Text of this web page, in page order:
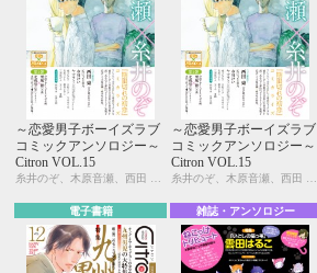
～恋愛男子ボーイズラブ
コミックアンソロジー～
Citron VOL.15
糸井のぞ、木原音瀬、西田 東、KUJIRA、ヤマヲミ、市川けい、宇野ジニア、今井ゆうみ、名取いさと、峰島なわこ、桃山なおこ、三角社ぴえ、芥 ミチ、夏糖、吹屋フロ、みゆき朗、栗城 偲、北別府ニカ
～恋愛男子ボーイズラブ
コミックアンソロジー～
Citron VOL.15
糸井のぞ、木原音瀬、西田 東、KUJIRA、ヤマヲミ、市川けい、宇野ジニア、今井ゆうみ、名取いさと、峰島なわこ、桃山なおこ、三角社ぴえ、芥 ミチ、夏糖、吹屋フロ、みゆき朗、栗城 偲、北別府ニカ
電子書籍 雑誌・アンソロジー